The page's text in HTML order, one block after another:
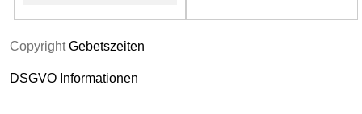
CopyrightGebetszeiten
DSGVO Informationen